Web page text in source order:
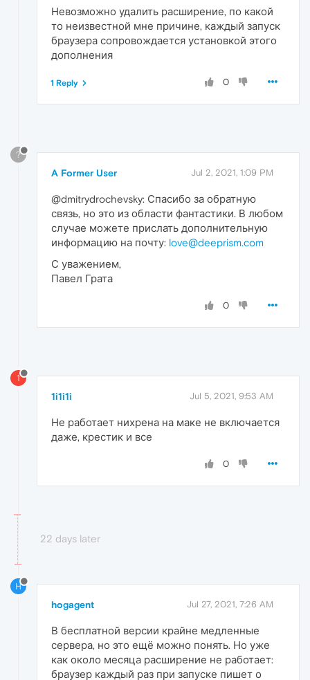
Невозможно удалить расширение, по какой
то неизвестной мне причине, каждый запуск
браузера сопровождается установкой этого
дополнения
0
1 Reply
?
A Former User Jul 2, 2021, 1:09 PM
@dmitrydrochevsky: Спасибо за обратную
связь, но это из области фантастики. В любом
случае можете прислать дополнительную
информацию на почту: love@deeprism.com
С уважением,
Павел Грата
0
1
1i1i1i Jul 5, 2021, 9:53 AM
Не работает нихрена на маке не включается
даже, крестик и все
0
22 days later
H
hogagent Jul 27, 2021, 7:26 AM
В бесплатной версии крайне медленные
сервера, но это ещё можно понять. Но уже
как около месяца расширение не работает:
браузер каждый раз при запуске пишет о